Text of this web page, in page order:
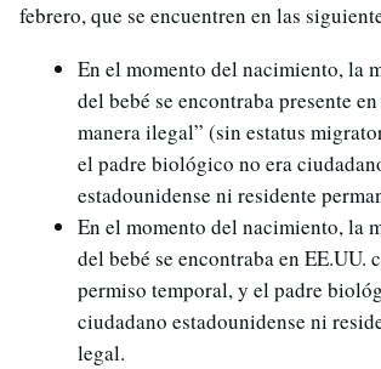
febrero, que se encuentren en las
En el momento del nacimiento, la
del bebé se encontraba presente
manera ilegal” (sin estatus
el padre biológico no era
estadounidense ni residente
En el momento del nacimiento, la
del bebé se encontraba en EE.UU.
permiso temporal, y el padre
ciudadano estadounidense ni
legal.